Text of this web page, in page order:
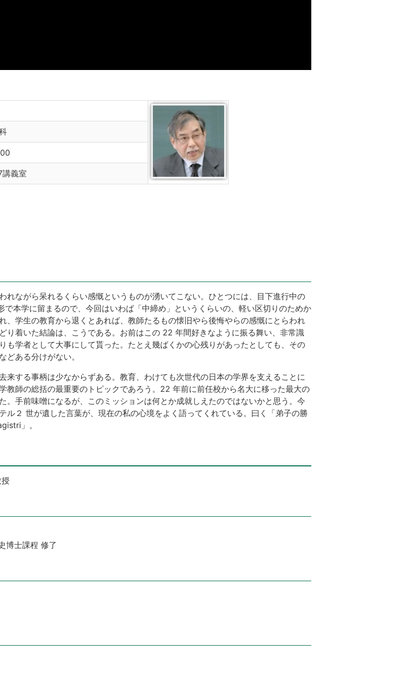
義室
れながら呆れるくらい感慨というものが湧いてこない。ひとつには、目下進行中の
本学に留まるので、今回はいわば「中締め」というくらいの、軽い区切りのためか
、学生の教育から退くとあれば、教師たるもの懐旧やら後悔やらの感慨にとらわれ
り着いた結論は、こうである。お前はこの 22 年間好きなように振る舞い、非常識
も学者として大事にして貰った。たとえ幾ばくかの心残りがあったとしても、その
どある分けがない。
来する事柄は少なからずある。教育、わけても次世代の日本の学界を支えることに
教師の総括の最重要のトピックであろう。22 年前に前任校から名大に移った最大の
。手前味噌になるが、このミッションは何とか成就しえたのではないかと思う。今
ル２ 世が遺した言葉が、現在の私の心境をよく語ってくれている。曰く「弟子の勝
」。
博士課程 修了